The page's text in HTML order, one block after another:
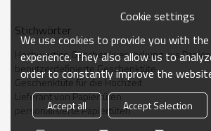
Assorted in Tongle
Verpackung
Assorted in Tongle
Stichwörter
Hochwertige Geschenkverpackung aus Papier
benutzerdefinierte Geschenktüte
Geschenktüte für die Hochzeit
Lieferant von Papiertüten
personalisierte Papiertüten
Cookie settings
We use cookies to provide you with
experience. They also allow us to
order to constantly improve the
Accept all Accept Selection